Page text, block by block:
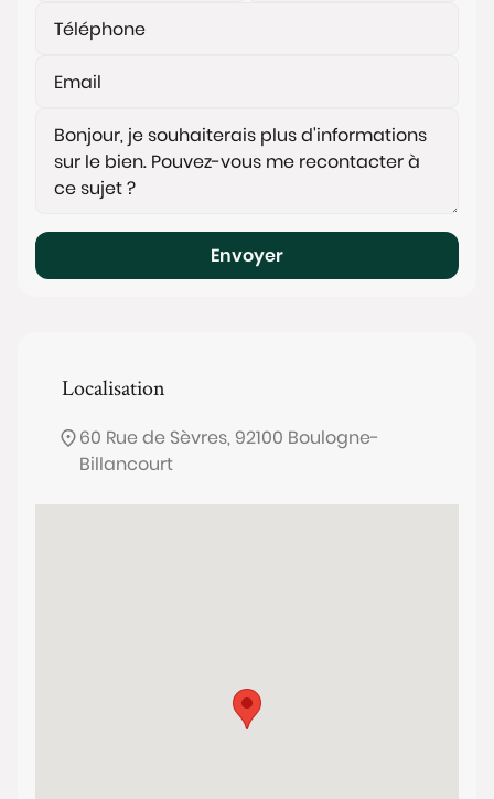
Envoyer
Localisation
60 Rue de Sèvres, 92100 Boulogne-
Billancourt